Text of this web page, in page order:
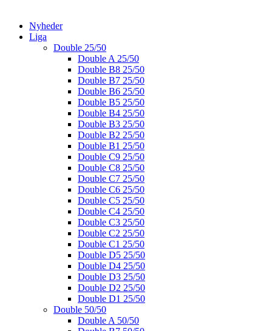
Nyheder
Liga
Double 25/50
Double A 25/50
Double B8 25/50
Double B7 25/50
Double B6 25/50
Double B5 25/50
Double B4 25/50
Double B3 25/50
Double B2 25/50
Double B1 25/50
Double C9 25/50
Double C8 25/50
Double C7 25/50
Double C6 25/50
Double C5 25/50
Double C4 25/50
Double C3 25/50
Double C2 25/50
Double C1 25/50
Double D5 25/50
Double D4 25/50
Double D3 25/50
Double D2 25/50
Double D1 25/50
Double 50/50
Double A 50/50